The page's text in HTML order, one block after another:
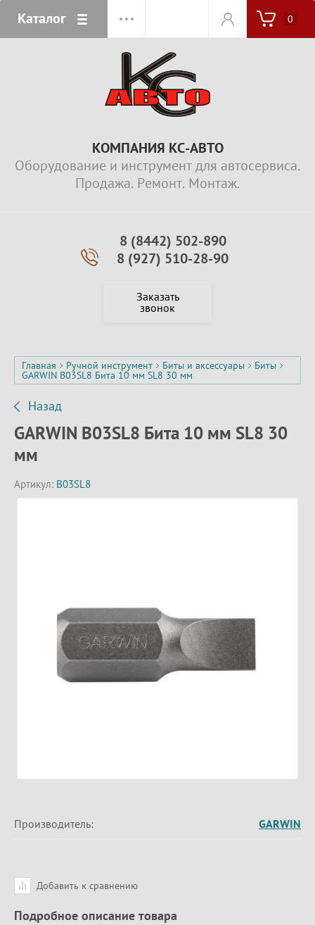
Каталог 0
КОМПАНИЯ КС-АВТО
Оборудование и инструмент для автосервиса.
Продажа. Ремонт. Монтаж.
8 (8442) 502-890
8 (927) 510-28-90
Заказать
звонок
Главная Ручной инструмент Биты и аксессуары Биты
GARWIN B03SL8 Бита 10 мм SL8 30 мм
Назад
GARWIN B03SL8 Бита 10 мм SL8 30
мм
Артикул: B03SL8
Производитель: GARWIN
Добавить к сравнению
Подробное описание товара